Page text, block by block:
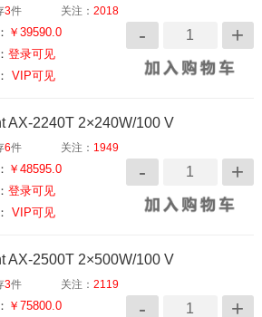
3件 关注：2018
￥39590.0
登录可见
VIP可见
AX-2240T 2×240W/100 V
6件 关注： 1949
￥48595.0
登录可见
VIP可见
AX-2500T 2×500W/100 V
3件 关注：2119
￥75800.0